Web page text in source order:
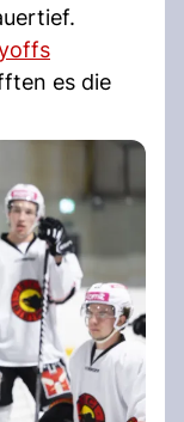
es die